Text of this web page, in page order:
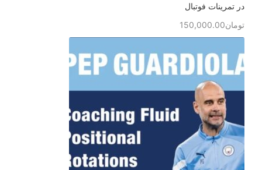
در تمرینات فوتبال
تومان150,000.00